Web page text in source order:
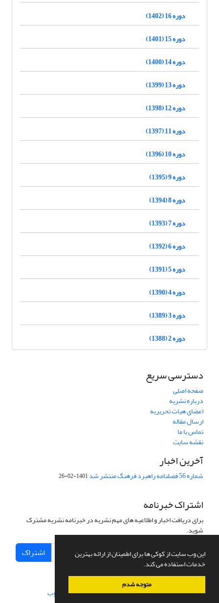
این وب سایت از کوکی ها برای اطمینان از ارائه بهترین
خدمات استفاده می کند.
متوجه شدم
دوره 16 (1402)
دوره 15 (1401)
دوره 14 (1400)
دوره 13 (1399)
دوره 12 (1398)
دوره 11 (1397)
دوره 10 (1396)
دوره 9 (1395)
دوره 8 (1394)
دوره 7 (1393)
دوره 6 (1392)
دوره 5 (1391)
دوره 4 (1390)
دوره 3 (1389)
دوره 2 (1388)
دسترسی سریع
صفحه اصلی
درباره نشریه
اعضای هیات تحریریه
ارسال مقاله
تماس با ما
نقشه سایت
آخرین اخبار
شماره 56 فصلنامه راهبرد فرهنگ منتشر شد 1401-02-26
اشتراک خبرنامه
برای دریافت اخبار و اطلاعیه های مهم نشریه در خبرنامه نشریه مشترک
شوید.
اشتراک
سامانه مدیریت نشریات علمی.طراحی و پیاده سازی از سیناوب